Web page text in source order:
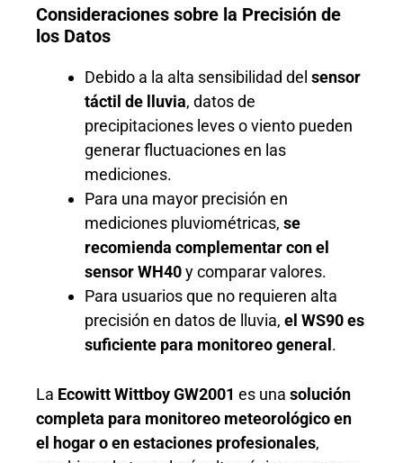
Consideraciones sobre la Precisión de
los Datos
Debido a la alta sensibilidad del sensor
táctil de lluvia, datos de
precipitaciones leves o viento pueden
generar fluctuaciones en las
mediciones.
Para una mayor precisión en
mediciones pluviométricas, se
recomienda complementar con el
sensor WH40y comparar valores.
Para usuarios que no requieren alta
precisión en datos de lluvia, el WS90 es
suficiente para monitoreo general .
La Ecowitt Wittboy GW2001 es una solución
completa para monitoreo meteorológico en
el hogar o en estaciones profesionales,